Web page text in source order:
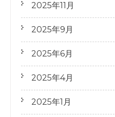
2025年11月
2025年9月
2025年6月
2025年4月
2025年1月